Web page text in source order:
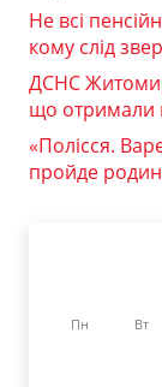
Не всі
кому слід
ДСНС
що отримали
«Полісся.
пройде
Пн Вт